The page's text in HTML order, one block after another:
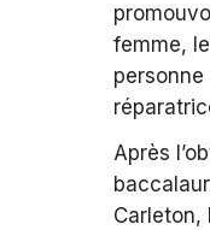
femme,
Après
Carleton,